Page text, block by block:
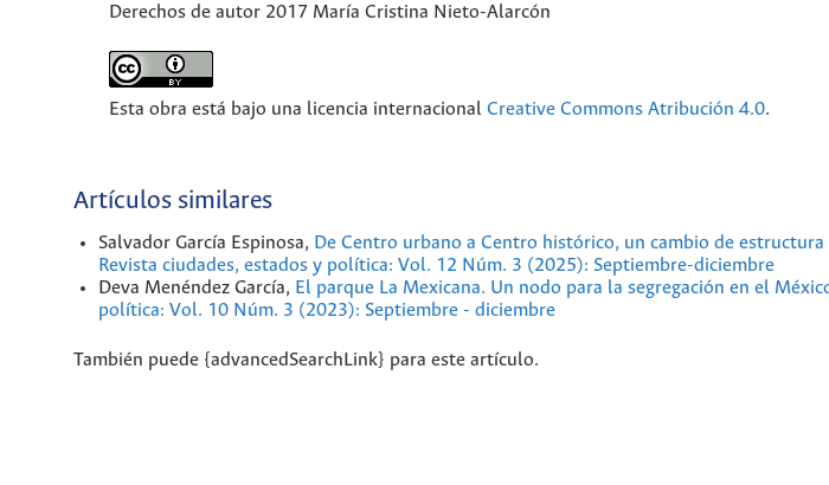
Derechos de autor 2017 María Cristina Nieto-Alarcón
Esta obra está bajo una licencia internacional Creative Commons Atribución 4.0.
Artículos similares
Salvador García Espinosa, De Centro urbano a Centro histórico, un cambio de
Revista ciudades, estados y política: Vol. 12 Núm. 3 (2025): Septiembre-diciembre
Deva Menéndez García, El parque La Mexicana. Un nodo para la segregación en el
política: Vol. 10 Núm. 3 (2023): Septiembre - diciembre
También puede {advancedSearchLink} para este artículo.